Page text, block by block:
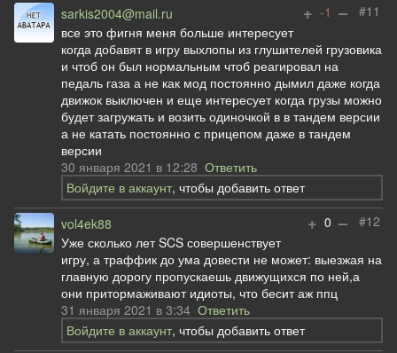
#11
+ -1 –
sarkis2004@mail.ru
все это фигня меня больше интересует
когда добавят в игру выхлопы из глушителей грузовика
и чтоб он был нормальным чтоб реагировал на
педаль газа а не как мод постоянно дымил даже когда
движок выключен и еще интересует когда грузы можно
будет загружать и возить одиночкой в в тандем версии
а не катать постоянно с прицепом даже в тандем
версии
30 января 2021 в 12:28 Ответить
Войдите в аккаунт, чтобы добавить ответ
#12
+ 0 –
vol4ek88
Уже сколько лет SCS совершенствует
игру, а траффик до ума довести не может: выезжая на
главную дорогу пропускаешь движущихся по ней,а
они притормаживают идиоты, что бесит аж ппц
31 января 2021 в 3:34 Ответить
Войдите в аккаунт, чтобы добавить ответ